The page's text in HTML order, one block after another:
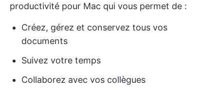
productivité pour Mac qui vous permet de :
Créez, gérez et conservez tous vos
documents
Suivez votre temps
Collaborez avec vos collègues